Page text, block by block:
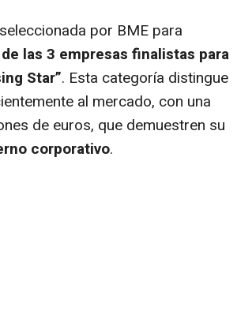
por BME para
las 3 empresas finalistas para
Star”. Esta categoría distingue
al mercado, con una
de euros, que demuestren su
corporativo.